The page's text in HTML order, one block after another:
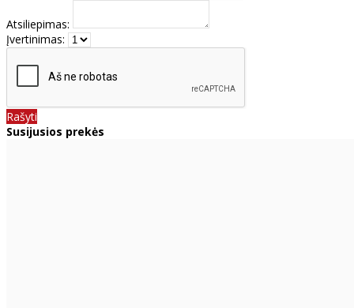
Atsiliepimas:
Įvertinimas:
Rašyti
Susijusios prekės